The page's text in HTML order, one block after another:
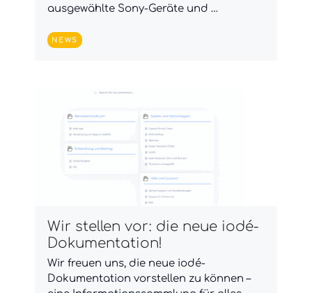
ausgewählte Sony-Geräte und …
NEWS
Wir stellen vor: die neue iodé-
Dokumentation!
Wir freuen uns, die neue iodé-
Dokumentation vorstellen zu können –